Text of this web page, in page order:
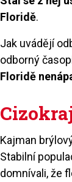
Floridě.
Jak uvádějí
odborný
Floridě
Kajman
Stabilní
domnívali, že